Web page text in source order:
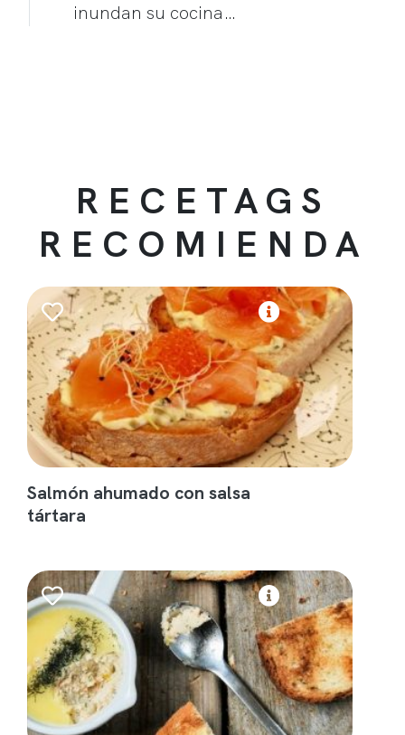
inundan su cocina…
RECETAGS
RECOMIENDA
Salmón ahumado con salsa
tártara